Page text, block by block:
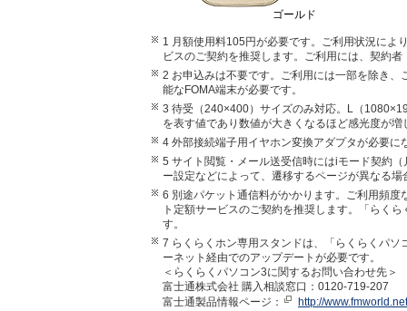
ゴールド
1 月額使用料105円が必要です。ご利用状況によ
ビスのご契約を推奨します。ご利用には、契約
2 お申込みは不要です。ご利用には一部を除き
能なFOMA端末が必要です。
3 待受（240×400）サイズのみ対応。L（
を表す値であり数値が大きくなるほど感光度が
4 外部接続端子用イヤホン変換アダプタが必要に
5 サイト閲覧・メール送受信時にはiモード契約
ー設定などによって、遷移するページが異なる場
6 別途パケット通信料がかかります。ご利用頻
ト定額サービスのご契約を推奨します。「らく
す。
7 らくらくホン専用スタンドは、「らくらくパ
ーネット経由でのアップデートが必要です。
＜らくらくパソコン3に関するお問い合わせ先＞
富士通株式会社 購入相談窓口：0120-719-207
富士通製品情報ページ：
http://